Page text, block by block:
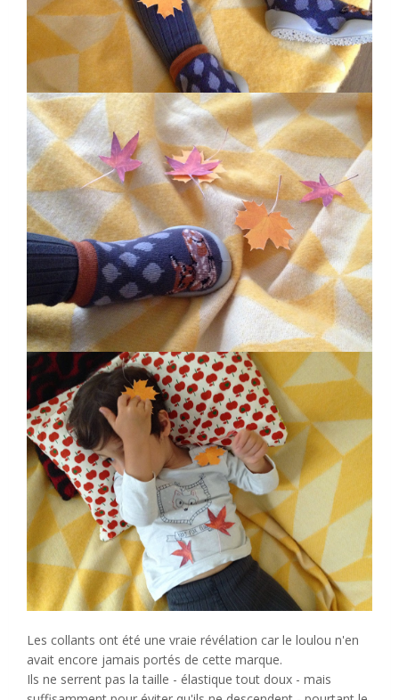
Les collants ont été une vraie révélation car le loulou n'en
avait encore jamais portés de cette marque.
Ils ne serrent pas la taille - élastique tout doux - mais